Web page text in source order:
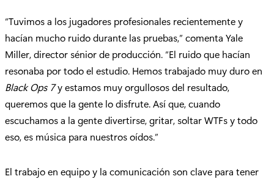
“Tuvimos a los jugadores profesionales recientemente y
hacían mucho ruido durante las pruebas,” comenta Yale
Miller, director sénior de producción. “El ruido que hacían
resonaba por todo el estudio. Hemos trabajado muy duro en
Black Ops 7y estamos muy orgullosos del resultado,
queremos que la gente lo disfrute. Así que, cuando
escuchamos a la gente divertirse, gritar, soltar WTFs y todo
eso, es música para nuestros oídos.”
El trabajo en equipo y la comunicación son clave para tener